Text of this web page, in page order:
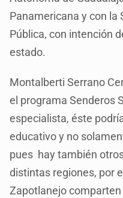
Panamericana y con la
Pública, con intención
estado.
Montalberti Serrano
el programa Senderos
especialista, éste
educativo y no
pues hay también
distintas regiones, por
Zapotlanejo